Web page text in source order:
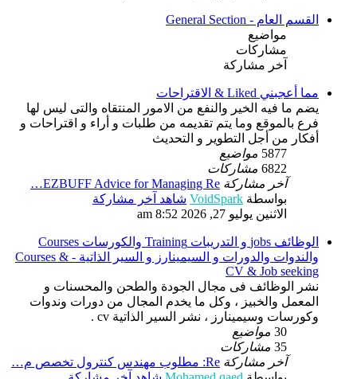
القسم العام - General Section
مواضيع
مشاركات
آخر مشاركة
مما أعجبني Liked & الاقتراحات
يضم ما فيه الخير والنفع من الامور المنتقاه والتى ليس لها
فرع بالموقع وما يتم تقديمه من طلبات و أراء و اقتراحات و
أفكار من أجل التطوير و التحديث
5877 مواضيع
6822 مشاركات
آخر مشاركة EZBUFF Advice for Managing Re…
بواسطة VoidSpark شاهد آخر مشاركة
الاثنين يوليو 27, 2026 8:52 am
الوظائف jobs و التدريبات Training والكورسات Courses
والندوات والدورات و السيمينارز و السير الذاتية - Courses &
CV & Job seeking
نشر الوظائف فى مجال الجودة والطحن والمحسنات و
المعمل والخبيز ، وكل ما يخدم المجال من دورات وندوات
وكورسات وسيمينارز ، نشر السير الذاتية cv .
30 مواضيع
35 مشاركات
آخر مشاركة Re: مطلوب مهندس كنترول تخصص م…